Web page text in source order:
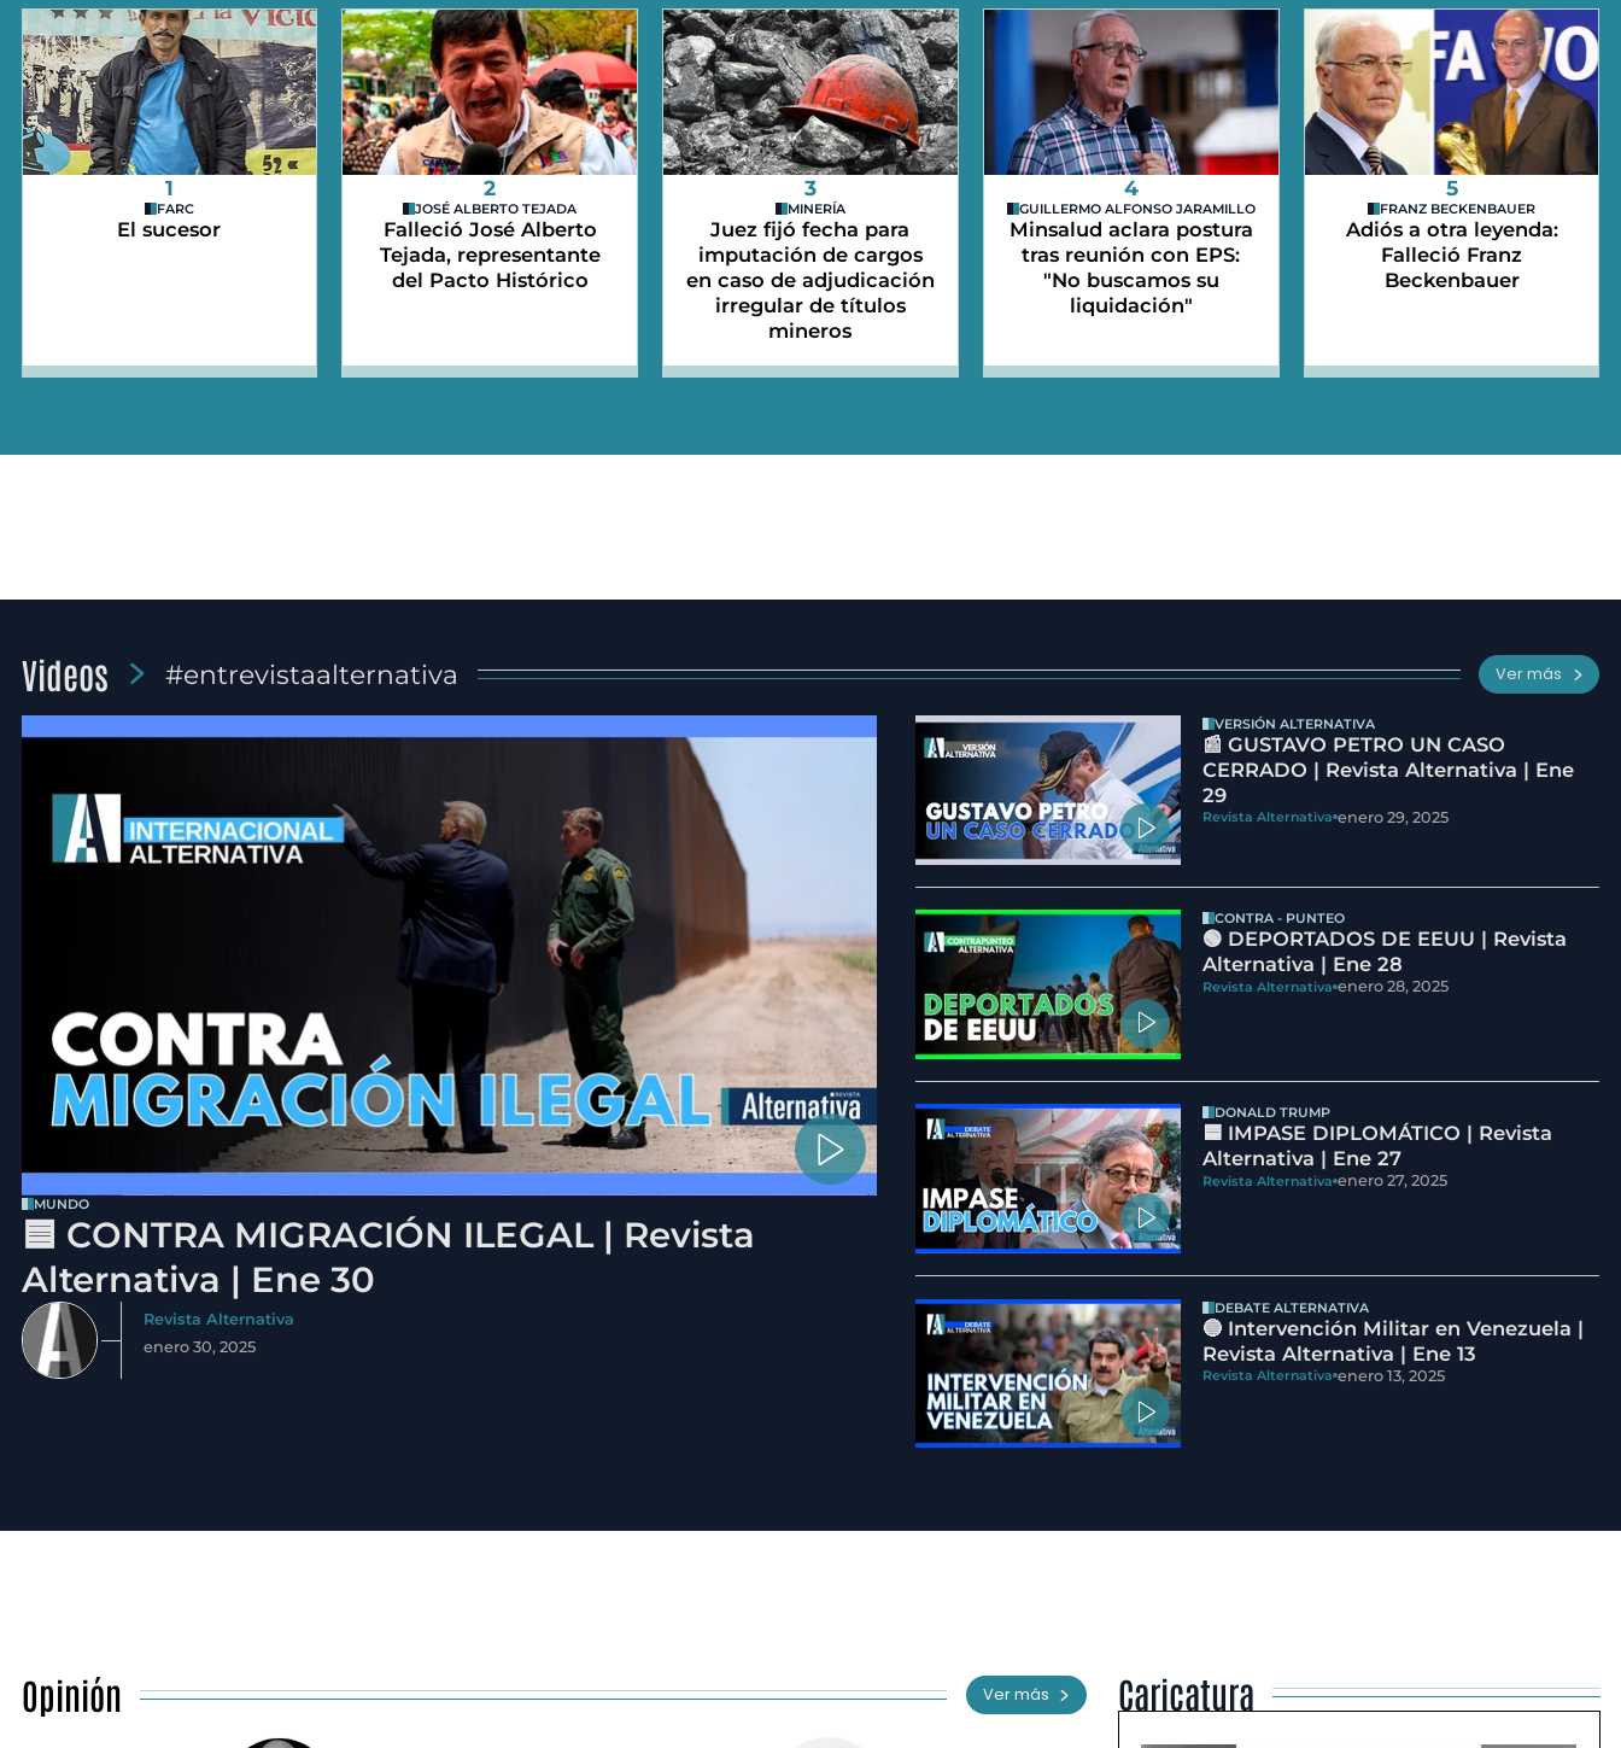
1
FARC
El sucesor
2
JOSÉ ALBERTO TEJADA
Falleció José Alberto
Tejada, representante
del Pacto Histórico
3
MINERÍA
Juez fijó fecha para
imputación de cargos
en caso de adjudicación
irregular de títulos
mineros
4
GUILLERMO ALFONSO JARAMILLO
Minsalud aclara postura
tras reunión con EPS:
"No buscamos su
liquidación"
5
FRANZ BECKENBAUER
Adiós a otra leyenda:
Falleció Franz
Beckenbauer
Videos #entrevistaalternativa Ver más
MUNDO
🟦 CONTRA MIGRACIÓN ILEGAL | Revista
Alternativa | Ene 30
Revista Alternativa
enero 30, 2025
VERSIÓN ALTERNATIVA
📰 GUSTAVO PETRO UN CASO
CERRADO | Revista Alternativa | Ene
29
Revista Alternativa enero 29, 2025
CONTRA - PUNTEO
🟢 DEPORTADOS DE EEUU | Revista
Alternativa | Ene 28
Revista Alternativa enero 28, 2025
DONALD TRUMP
🟦 IMPASE DIPLOMÁTICO | Revista
Alternativa | Ene 27
Revista Alternativa enero 27, 2025
DEBATE ALTERNATIVA
🔵 Intervención Militar en Venezuela |
Revista Alternativa | Ene 13
Revista Alternativa enero 13, 2025
Opinión Ver más Caricatura